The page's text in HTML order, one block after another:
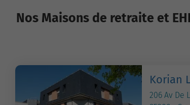
Nos Maisons de retraite et
Korian
206 Av De